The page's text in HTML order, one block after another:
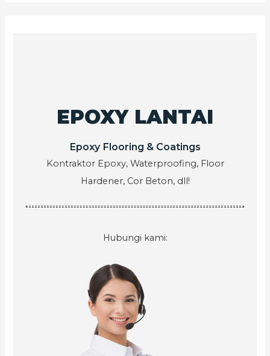
EPOXY LANTAI
Epoxy Flooring & Coatings
Kontraktor Epoxy, Waterproofing, Floor
Hardener, Cor Beton, dll!
Hubungi kami: